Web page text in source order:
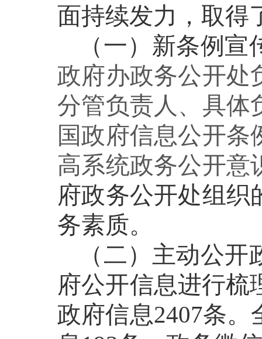
面持续发力，取得
（一）新条例
政府办政务公开处
分管负责人、具体
国政府信息公开条
高系统政务公开意
府政务公开处组织
务素质。
（二）主动公
府公开信息进行梳
政府信息2407条